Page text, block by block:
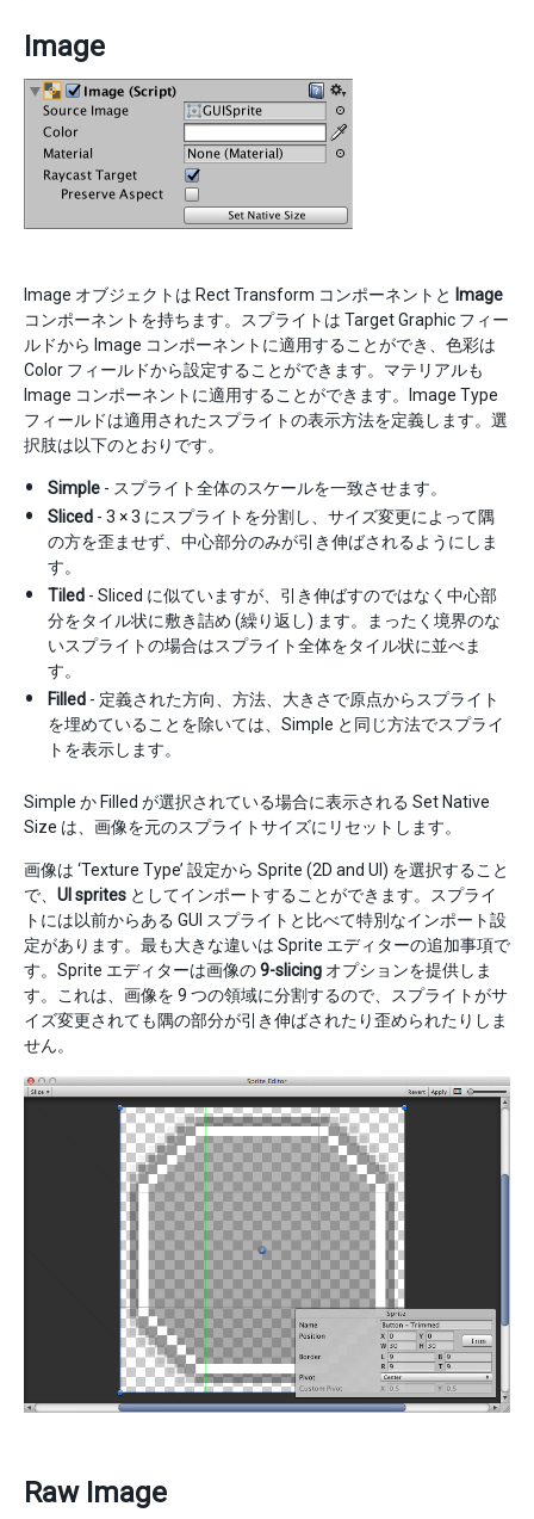
Image
Image オブジェクトは Rect Transform コンポーネントと Image
コンポーネントを持ちます。スプライトは Target Graphic フィー
ルドから Image コンポーネントに適用することができ、色彩は
Color フィールドから設定することができます。マテリアルも
Image コンポーネントに適用することができます。Image Type
フィールドは適用されたスプライトの表示方法を定義します。選
択肢は以下のとおりです。
Simple - スプライト全体のスケールを一致させます。
Sliced - 3 × 3 にスプライトを分割し、サイズ変更によって隅
の方を歪ませず、中心部分のみが引き伸ばされるようにしま
す。
Tiled - Sliced に似ていますが、引き伸ばすのではなく中心部
分をタイル状に敷き詰め (繰り返し) ます。まったく境界のな
いスプライトの場合はスプライト全体をタイル状に並べま
す。
Filled - 定義された方向、方法、大きさで原点からスプライト
を埋めていることを除いては、Simple と同じ方法でスプライ
トを表示します。
Simple か Filled が選択されている場合に表示される Set Native
Size は、画像を元のスプライトサイズにリセットします。
画像は ‘Texture Type’ 設定から Sprite (2D and UI) を選択すること
で、 UI sprites としてインポートすることができます。スプライ
トには以前からある GUI スプライトと比べて特別なインポート設
定があります。最も大きな違いは Sprite エディターの追加事項で
す。Sprite エディターは画像の9-slicing オプションを提供しま
す。これは、画像を 9 つの領域に分割するので、スプライトがサ
イズ変更されても隅の部分が引き伸ばされたり歪められたりしま
せん。
Raw Image